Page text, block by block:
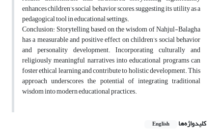
enhances children’s social behavior scores, suggesting its utility as a
pedagogical tool in educational settings.
Conclusion: Storytelling based on the wisdom of Nahjul-Balagha
has a measurable and positive effect on children’s social behavior
and personality development. Incorporating culturally and
religiously meaningful narratives into educational programs can
foster ethical learning and contribute to holistic development. This
approach underscores the potential of integrating traditional
wisdom into modern educational practices.
کلیدواژه‌ها English